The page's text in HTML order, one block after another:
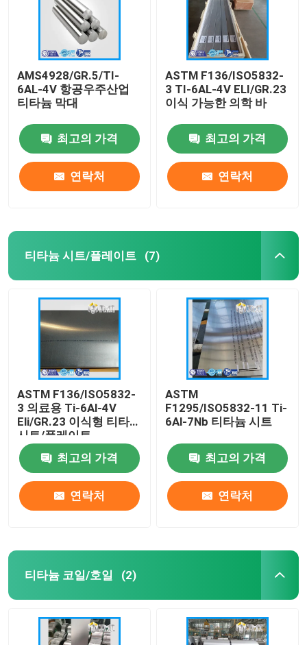
제품 소개
AMS4928/GR.5/TI-
6AL-4V 항공우주산업
티타늄 막대
최고의 가격
연락처
ASTM F136/ISO5832-
3 TI-6AL-4V ELI/GR.23
이식 가능한 의학 바
최고의 가격
연락처
티타늄 시트/플레이트 (7)
ASTM F136/ISO5832-
3 의료용 Ti-6Al-4V
Eli/GR.23 이식형 티타늄
시트/플레이트
최고의 가격
연락처
ASTM
F1295/ISO5832-11 Ti-
6Al-7Nb 티타늄 시트
최고의 가격
연락처
티타늄 코일/호일 (2)